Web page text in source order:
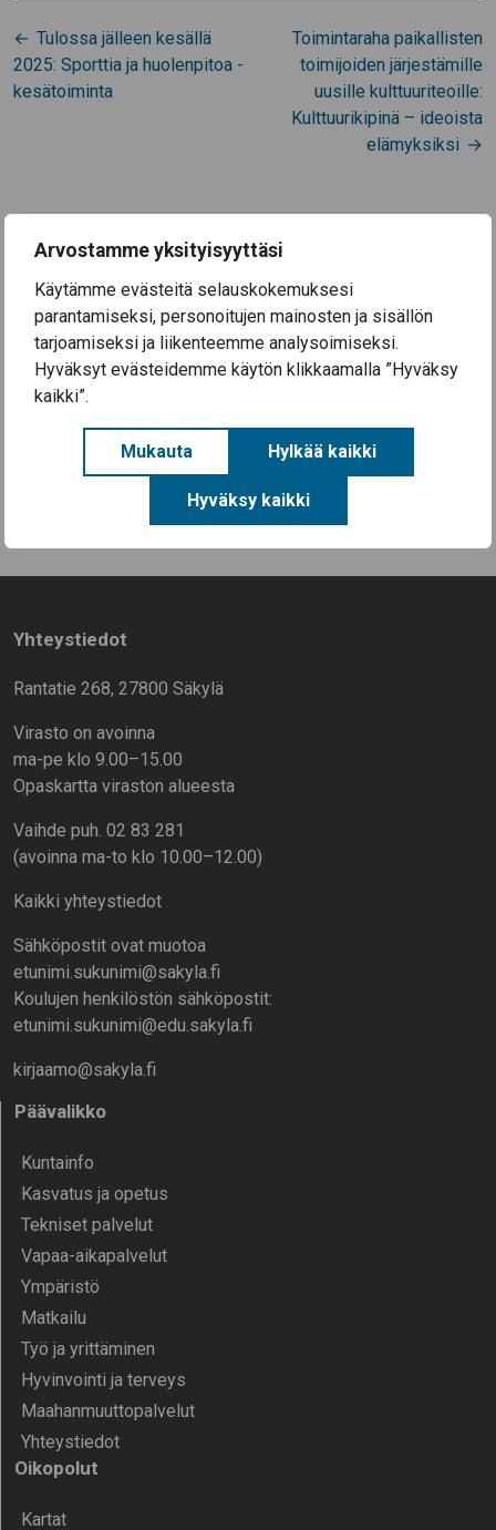
Arvostamme yksityisyyttäsi
Käytämme evästeitä selauskokemuksesi
parantamiseksi, personoitujen mainosten ja sisällön
tarjoamiseksi ja liikenteemme analysoimiseksi.
Hyväksyt evästeidemme käytön klikkaamalla ”Hyväksy
kaikki”.
Mukauta Hylkää kaikki
Hyväksy kaikki
Artikkelien
selaus
Tulossa jälleen kesällä
2025: Sporttia ja huolenpitoa -
kesätoiminta
Toimintaraha paikallisten
toimijoiden järjestämille
uusille kulttuuriteoille:
Kulttuurikipinä – ideoista
elämyksiksi
3.8.2026
Koulutyö alkaa Säkylän kouluissa ke 12.8.2026
28.7.2026
Säkylän Taiteiden yö 2026
14.7.2026
Aineellisen avun kortteja on nyt haettavissa
Säkylässä (EU-ruokakortteja)
Yhteystiedot
Rantatie 268, 27800 Säkylä
Virasto on avoinna
ma-pe klo 9.00–15.00
Opaskartta viraston alueesta
Vaihde puh. 02 83 281
(avoinna ma-to klo 10.00–12.00)
Kaikki yhteystiedot
Sähköpostit ovat muotoa
etunimi.sukunimi@sakyla.fi
Koulujen henkilöstön sähköpostit:
etunimi.sukunimi@edu.sakyla.fi
kirjaamo@sakyla.fi
Päävalikko
Kunta­info
Kasvatus ja opetus
Tekniset palvelut
Vapaa-aika­palvelut
Ympä­ristö
Mat­kailu
Työ ja yrittä­minen
Hyvinvointi ja terveys
Maahanmuuttopalvelut
Yhteystiedot
Oikopolut
Kartat